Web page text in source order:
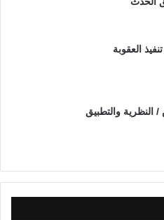
العقوبة
النظرية والتطبيق